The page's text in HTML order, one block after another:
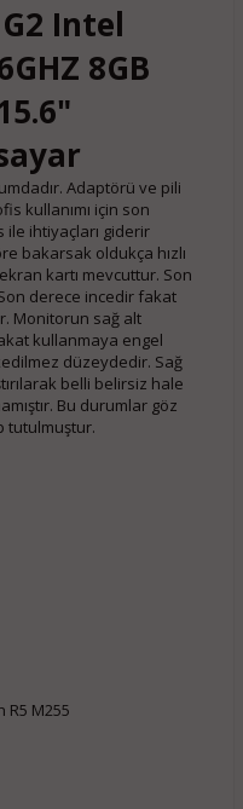
Intel
8GB
Adaptörü ve pili
kullanımı için son
ile ihtiyaçları giderir
bakarsak oldukça hızlı
kartı mevcuttur. Son
derece incedir fakat
Monitorun sağ alt
kullanmaya engel
düzeydedir. Sağ
belli belirsiz hale
Bu durumlar göz
tutulmuştur.
R5 M255